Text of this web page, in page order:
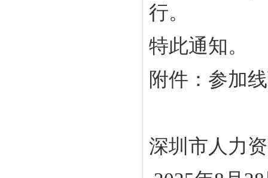
行。
特此通知。
附件：参加
深圳市人力